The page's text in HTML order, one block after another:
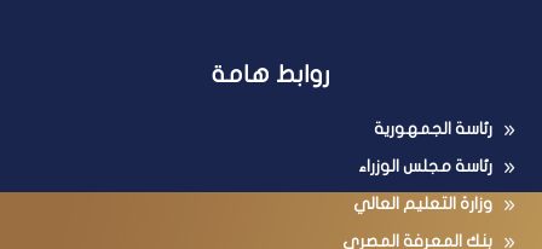
روابط هامة
رئاسة الجمهورية
رئاسة مجلس الوزراء
وزارة التعليم العالي
بنك المعرفة المصري